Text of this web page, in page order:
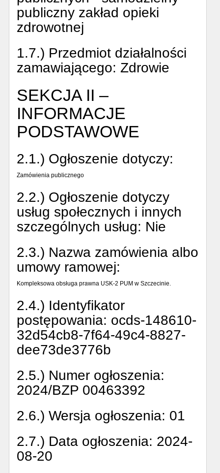
publiczny zakład opieki
zdrowotnej
1.7.) Przedmiot działalności
zamawiającego: Zdrowie
SEKCJA II –
INFORMACJE
PODSTAWOWE
2.1.) Ogłoszenie dotyczy:
Zamówienia publicznego
2.2.) Ogłoszenie dotyczy
usług społecznych i innych
szczególnych usług: Nie
2.3.) Nazwa zamówienia albo
umowy ramowej:
Kompleksowa obsługa prawna USK-2 PUM w Szczecinie.
2.4.) Identyfikator
postępowania: ocds-148610-
32d54cb8-7f64-49c4-8827-
dee73de3776b
2.5.) Numer ogłoszenia:
2024/BZP 00463392
2.6.) Wersja ogłoszenia: 01
2.7.) Data ogłoszenia: 2024-
08-20